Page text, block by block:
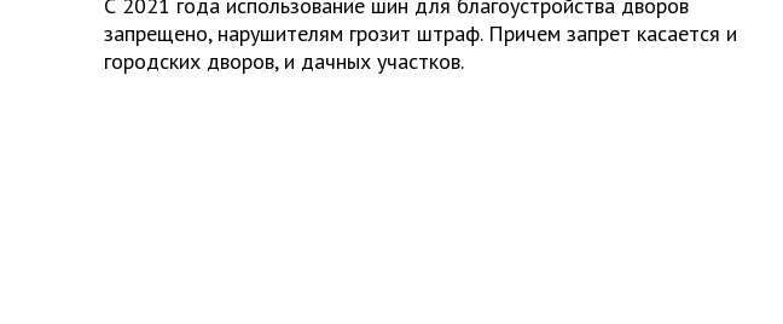
запрещено, нарушителям грозит штраф. Причем запрет касается и
городских дворов, и дачных участков.